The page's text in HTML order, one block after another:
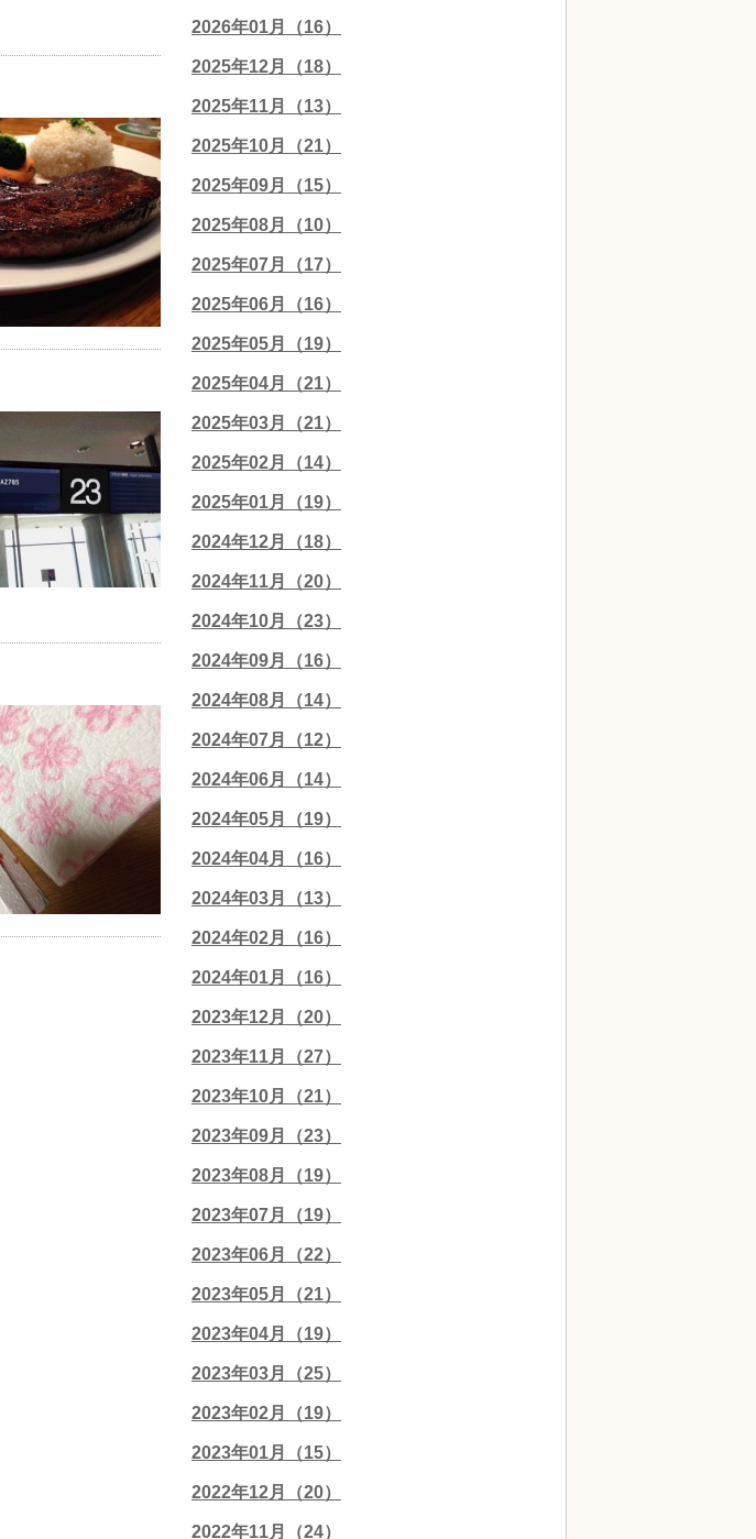
2026年01月（16）
2025年12月（18）
2025年11月（13）
2025年10月（21）
2025年09月（15）
2025年08月（10）
2025年07月（17）
2025年06月（16）
2025年05月（19）
2025年04月（21）
2025年03月（21）
2025年02月（14）
2025年01月（19）
2024年12月（18）
2024年11月（20）
2024年10月（23）
2024年09月（16）
2024年08月（14）
2024年07月（12）
2024年06月（14）
2024年05月（19）
2024年04月（16）
2024年03月（13）
2024年02月（16）
2024年01月（16）
2023年12月（20）
2023年11月（27）
2023年10月（21）
2023年09月（23）
2023年08月（19）
2023年07月（19）
2023年06月（22）
2023年05月（21）
2023年04月（19）
2023年03月（25）
2023年02月（19）
2023年01月（15）
2022年12月（20）
2022年11月（24）